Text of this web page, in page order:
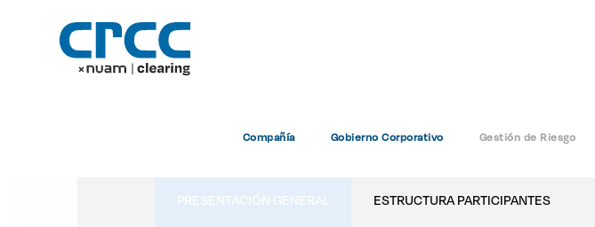
Compañía Gobierno Corporativo Gestión de Riesgo
PRESENTACIÓN GENERAL ESTRUCTURA PARTICIPANTES